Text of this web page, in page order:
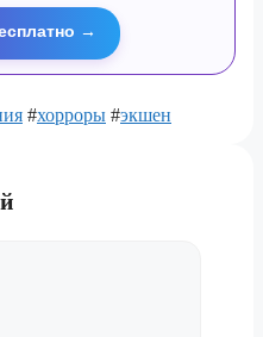
→
#хорроры #экшен